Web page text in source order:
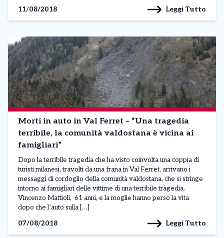
11/08/2018
Leggi Tutto
Morti in auto in Val Ferret – “Una tragedia
terribile, la comunità valdostana è vicina ai
famigliari”
Dopo la terribile tragedia che ha visto coinvolta una coppia di
turisti milanesi, travolti da una frana in Val Ferret, arrivano i
messaggi di cordoglio della comunità valdostana, che si stringe
intorno ai famigliari delle vittime di una terribile tragedia.
Vincenzo Mattioli, 61 anni, e la moglie hanno perso la vita
dopo che l’auto sulla […]
07/08/2018
Leggi Tutto